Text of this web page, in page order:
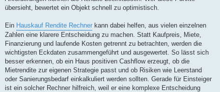
übersieht, bewertet ein Objekt schnell zu optimistisch.
Ein Hauskauf Rendite Rechner kann dabei helfen, aus vielen einzelnen
Zahlen eine klarere Entscheidung zu machen. Statt Kaufpreis, Miete,
Finanzierung und laufende Kosten getrennt zu betrachten, werden die
wichtigsten Eckdaten zusammengeführt und ausgewertet. So lässt sich
besser erkennen, ob ein Haus positiven Cashflow erzeugt, ob die
Mietrendite zur eigenen Strategie passt und ob Risiken wie Leerstand
oder Sanierungsbedarf einkalkuliert werden sollten. Gerade für Einsteiger
ist ein solcher Rechner hilfreich, weil er eine komplexe Entscheidung